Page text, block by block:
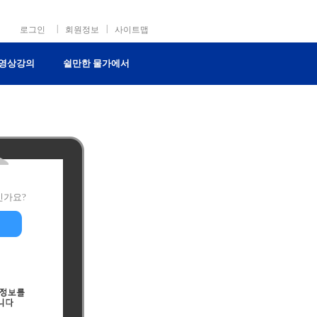
로그인 회원정보 사이트맵
상강의 쉴만한 물가에서
가요?